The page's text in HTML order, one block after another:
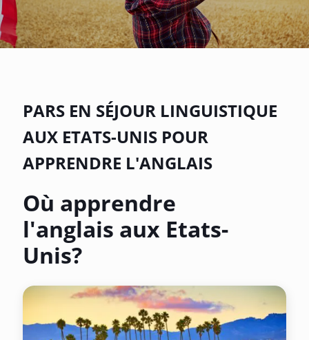
PARS EN SÉJOUR LINGUISTIQUE
AUX ETATS-UNIS POUR
APPRENDRE L'ANGLAIS
Où apprendre
l'anglais aux Etats-
Unis?